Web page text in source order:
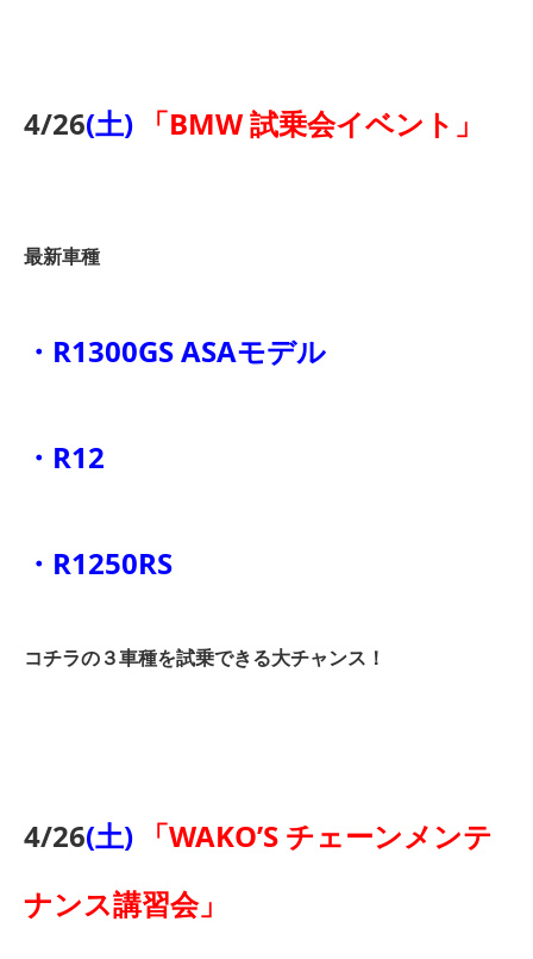
4/26(土) 「BMW 試乗会イベント」
最新車種
・R1300GS ASAモデル
・R12
・R1250RS
コチラの３車種を試乗できる大チャンス！
4/26(土)
「WAKO’S チェーンメンテ
ナンス講習会」